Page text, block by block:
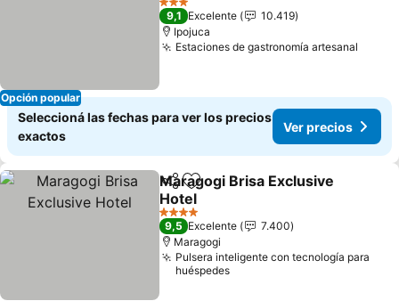
Opción popular
3 Estrellas
9,1 Excelente
10.419
Ipojuca
Estaciones de gastronomía artesanal
Seleccioná las fechas para ver los precios
exactos
Ver precios
CompartirAñadir a favoritos
Maragogi Brisa Exclusive
Hotel
4 Estrellas
9,5 Excelente
7.400
Maragogi
Pulsera inteligente con tecnología para
huéspedes